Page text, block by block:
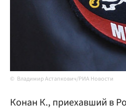
Владимир Астапкович/РИА Новости
Конан К., приехавший в